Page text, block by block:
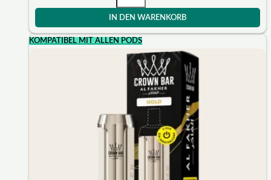
IN DEN WARENKORB
KOMPATIBEL MIT ALLEN PODS